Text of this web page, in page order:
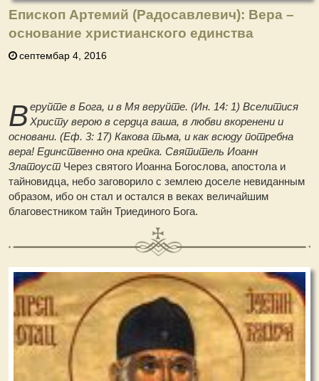
Епископ Артемий (Радосавлевич): Вера –
основание христианского единства
септембар 4, 2016
Веруйте в Бога, и в Мя веруйте. (Ин. 14: 1) Вселитися
Хриcту верою в сердца ваша, в любви вкоренени и
основани. (Еф. 3: 17) Какова тьма, и как всюду потребна
вера! Единственно она крепка. Святитель Иоанн
ЗлатоустЧерез святого Иоанна Богослова, апостола и
тайновидца, небо заговорило с землею доселе невиданным
образом, ибо он стал и остался в веках величайшим
благовестником тайн Триединого Бога.